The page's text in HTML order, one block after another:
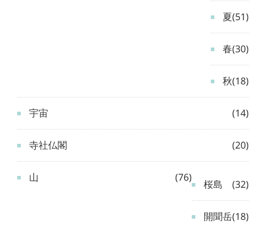
夏(51)
春(30)
秋(18)
宇宙 (14)
寺社仏閣 (20)
山 (76)
桜島 (32)
開聞岳(18)